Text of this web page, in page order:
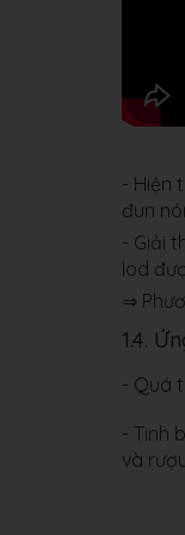
- Hiện
đun
- Giải
Iod
⇒
1.4.
- Quá
- Tinh
và